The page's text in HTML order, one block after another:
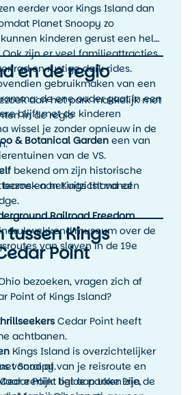
eerder voor Kings Island dan
Planet Snoopy zo
kinderen gerust een hele
zijn er veel familieattracties
en rustige dark rides.
gebruikmaken van een
de ene ouder gaat in een
blijft met de kinderen
wissel je zonder opnieuw in de
en de regio
aan het park makkelijk met
in de regio
& Botanical Gardeneen van
van de VS.
bekend om zijn historische
en het uitzicht vanaf
Railroad Freedom
museum over de
van slaven in de 19e
aan Kings Island een
tussen Kings
Point
bezoeken, vragen zich af
Point of Kings Island?
Cedar Point heeft
achtbanen.
Kings Island is overzichtelijker
Snoopy.
Point ligt aan Lake Erie,
vooral af van je reisroute en
eerlijk: beide parken zijn de